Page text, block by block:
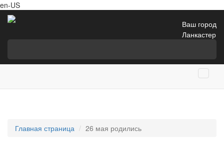
en-US
Ваш город
Ланкастер
Главная страница 26 мая родились